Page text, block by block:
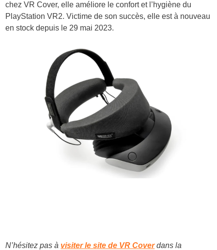
chez VR Cover, elle améliore le confort et l’hygiène du
PlayStation VR2. Victime de son succès, elle est à nouveau
en stock depuis le 29 mai 2023.
N’hésitez pas à visiter le site de VR Coverdans la